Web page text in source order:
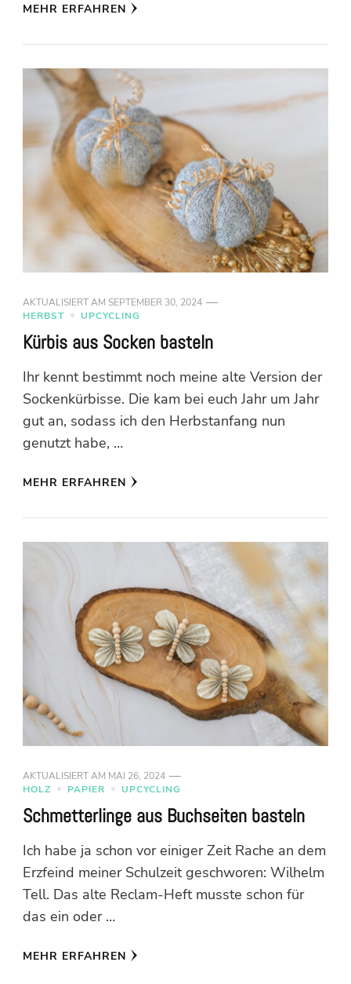
MEHR ERFAHREN
AKTUALISIERT AM SEPTEMBER 30, 2024
HERBST
UPCYCLING
Kürbis aus Socken basteln
Ihr kennt bestimmt noch meine alte Version der
Sockenkürbisse. Die kam bei euch Jahr um Jahr
gut an, sodass ich den Herbstanfang nun
genutzt habe, …
MEHR ERFAHREN
AKTUALISIERT AM MAI 26, 2024
HOLZ
PAPIER UPCYCLING
Schmetterlinge aus Buchseiten basteln
Ich habe ja schon vor einiger Zeit Rache an dem
Erzfeind meiner Schulzeit geschworen: Wilhelm
Tell. Das alte Reclam-Heft musste schon für
das ein oder …
MEHR ERFAHREN